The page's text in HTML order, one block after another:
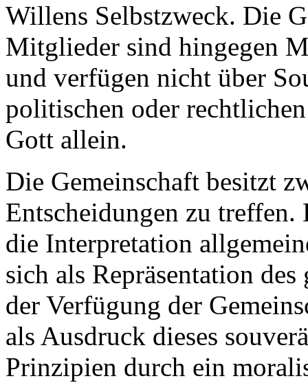
Willens Selbstzweck. Die
Mitglieder sind hingegen
und verfügen nicht über
politischen oder
Gott allein.
Die Gemeinschaft besitzt
Entscheidungen zu treffen.
die Interpretation
sich als Repräsentation
der Verfügung der
als Ausdruck dieses
Prinzipien durch ein